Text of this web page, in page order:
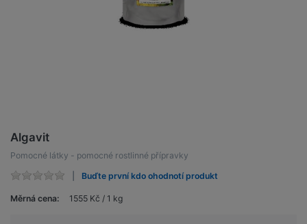
Algavit
Pomocné látky - pomocné rostlinné přípravky
Buďte první kdo ohodnotí produkt
Měrná cena: 1555 Kč / 1 kg